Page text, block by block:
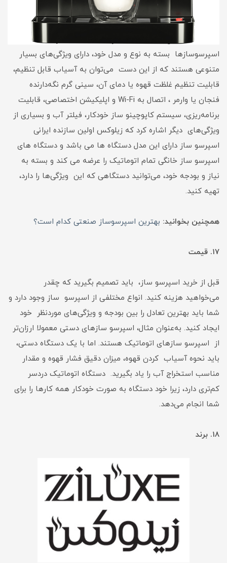
اسپرسوسازها بسته به نوع و مدل خود، دارای ویژگی‌های بسیار
متنوعی هستند که از این دست می‌توان به آسیاب قابل تنظیم،
قابلیت تنظیم غلظت قهوه یا دمای آن، سینی گرم نگه‌دارنده
فنجان یا وارمر ، اتصال به Wi-Fi و اپلیکیشن اختصاصی، قابلیت
برنامه‌ریزی، سیستم کاپوچینو ساز خودکار، فیلتر آب و بسیاری از
ویژگی‌های دیگر اشاره کرد که زیلوکس اولین سازنده ایرانی
اسپرسو ساز دارای این مدل دستگاه ها می باشد و دستگاه های
اسپرسو ساز خانگی تمام اتوماتیک را عرضه می کند و بسته به
نیاز و بودجه خود، می‌توانید دستگاهی که این ویژگی‌ها را دارد،
تهیه کنید.
همچنین بخوانید: بهترین اسپرسوساز صنعتی کدام است؟
۱۷. قیمت
قبل از خرید اسپرسو ساز، باید تصمیم بگیرید که چقدر
می‌خواهید هزینه کنید. انواع مختلفی از اسپرسو ساز وجود دارد و
شما باید بهترین تعادل را بین بودجه و ویژگی‌های موردنظر خود
ایجاد کنید. به‌عنوان مثال، اسپرسو سازهای دستی معمولا ارزان‌تر
از اسپرسو سازهای اتوماتیک هستند. اما با یک دستگاه دستی،
باید نحوه آسیاب کردن قهوه، میزان دقیق فشار قهوه و مقدار
مناسب استخراج آب را یاد بگیرید. دستگاه اتوماتیک دردسر
کم‌تری دارد، زیرا خود دستگاه به صورت خودکار همه کارها را برای
شما انجام می‌دهد.
۱۸. برند